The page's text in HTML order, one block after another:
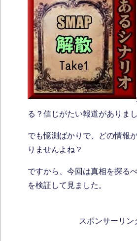
る？信じがたい報道がありまし
でも憶測ばかりで、どの情報
りませんよね？
ですから、今回は真相を探る
を検証して見ました。
スポンサーリン